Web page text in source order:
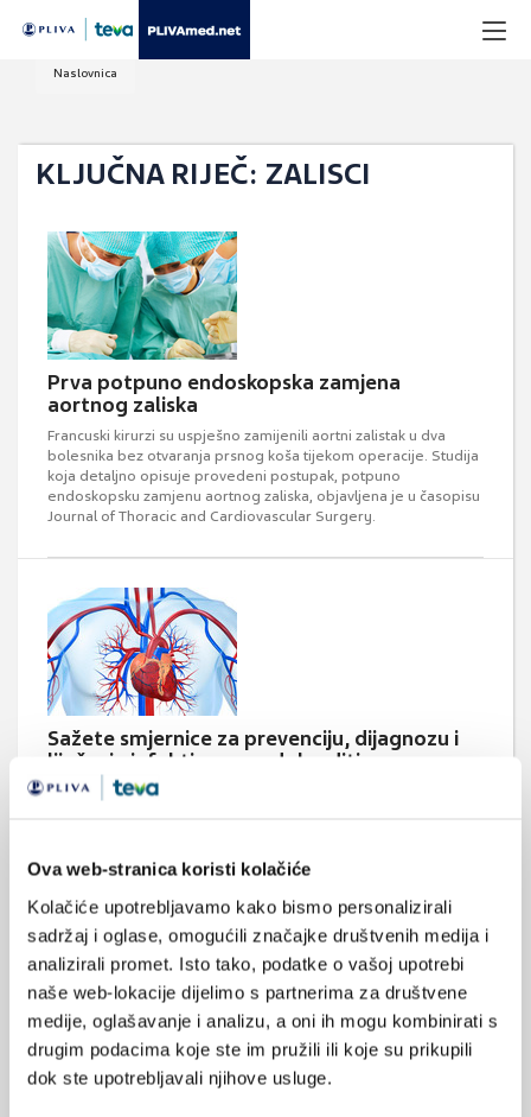
Ova web-stranica koristi kolačiće
Kolačiće upotrebljavamo kako bismo personalizirali
sadržaj i oglase, omogućili značajke društvenih medija i
analizirali promet. Isto tako, podatke o vašoj upotrebi
naše web-lokacije dijelimo s partnerima za društvene
medije, oglašavanje i analizu, a oni ih mogu kombinirati s
drugim podacima koje ste im pružili ili koje su prikupili
dok ste upotrebljavali njihove usluge.
Naslovnica
KLJUČNA RIJEČ: ZALISCI
Prva potpuno endoskopska zamjena
aortnog zaliska
Francuski kirurzi su uspješno zamijenili aortni zalistak u dva
bolesnika bez otvaranja prsnog koša tijekom operacije. Studija
koja detaljno opisuje provedeni postupak, potpuno
endoskopsku zamjenu aortnog zaliska, objavljena je u časopisu
Journal of Thoracic and Cardiovascular Surgery.
Sažete smjernice za prevenciju, dijagnozu i
liječenje infektivnog endokarditisa
Infektivni endokarditis (IE) težak je oblik bolesti srčanih zalistaka
na 100 000 ljudi godišnje.
Medicus (1/2026)
Mentalno
zdravlje